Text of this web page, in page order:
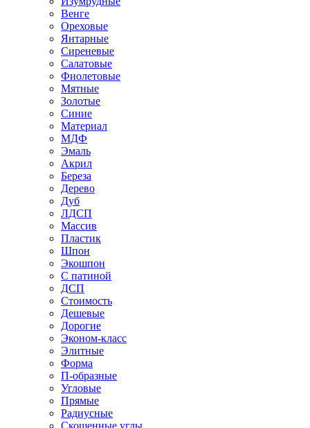
Венге
Ореховые
Янтарные
Сиреневые
Салатовые
Фиолетовые
Мятные
Золотые
Синие
Материал
МДФ
Эмаль
Акрил
Береза
Дерево
Дуб
ЛДСП
Массив
Пластик
Шпон
Экошпон
С патиной
ДСП
Стоимость
Дешевые
Дорогие
Эконом-класс
Элитные
Форма
П-образные
Угловые
Прямые
Радиусные
Скошенные углы